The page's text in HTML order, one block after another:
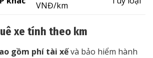
VNĐ/km
xe tính theo km
gồm phí tài xếvà bảo hiểm hành